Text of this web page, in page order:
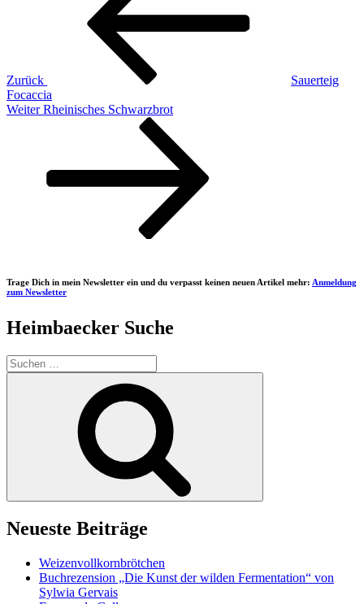
Zurück
Sauerteig
Focaccia
Nächster
Weiter Rheinisches Schwarzbrot
Trage Dich in mein Newsletter ein und du verpasst keinen neuen Artikel mehr: Anmeldung
zum Newsletter
Heimbaecker Suche
Suchen
nach:
Neueste Beiträge
Weizenvollkornbrötchen
Buchrezension „Die Kunst der wilden Fermentation“ von
Sylwia Gervais